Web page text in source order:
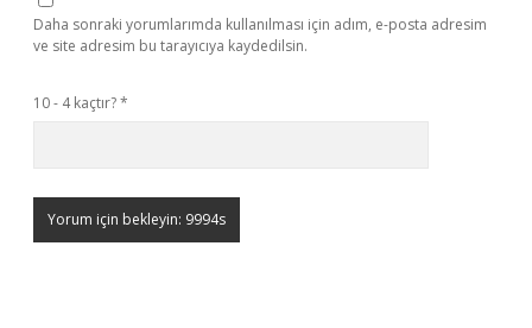
Daha sonraki yorumlarımda kullanılması için adım, e-posta adresim
ve site adresim bu tarayıcıya kaydedilsin.
10 - 4 kaçtır?*